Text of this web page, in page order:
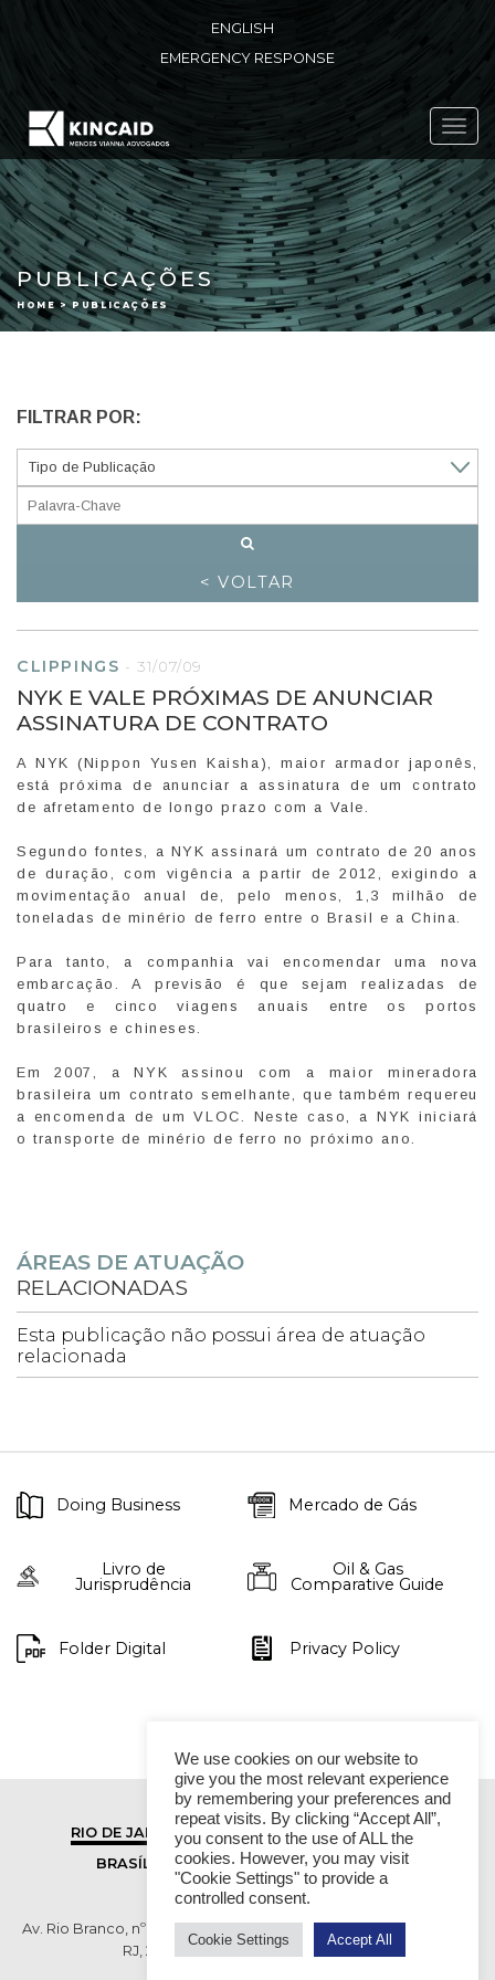
ENGLISH
EMERGENCY RESPONSE
PUBLICAÇÕES
HOME > PUBLICAÇÕES
FILTRAR POR:
< VOLTAR
CLIPPINGS -31/07/09
NYK E VALE PRÓXIMAS DE ANUNCIAR
ASSINATURA DE CONTRATO
A NYK (Nippon Yusen Kaisha), maior armador japonês,
está próxima de anunciar a assinatura de um contrato
de afretamento de longo prazo com a Vale.
Segundo fontes, a NYK assinará um contrato de 20 anos
de duração, com vigência a partir de 2012, exigindo a
movimentação anual de, pelo menos, 1,3 milhão de
toneladas de minério de ferro entre o Brasil e a China.
Para tanto, a companhia vai encomendar uma nova
embarcação. A previsão é que sejam realizadas de
quatro e cinco viagens anuais entre os portos
brasileiros e chineses.
Em 2007, a NYK assinou com a maior mineradora
brasileira um contrato semelhante, que também requereu
a encomenda de um VLOC. Neste caso, a NYK iniciará
o transporte de minério de ferro no próximo ano.
ÁREAS DE ATUAÇÃO
RELACIONADAS
Esta publicação não possui área de atuação
relacionada
Doing Business Mercado de Gás
Livro de
Jurisprudência
Oil & Gas
Comparative Guide
Folder Digital Privacy Policy
RIO DE JANEIRO
SÃO PAULO
BRASÍLIA
VITÓRIA
Av. Rio Branco, nº 01, 14º andar - Ed. RB1- Centro, Rio de Janeiro -
RJ, 20090-003 TEL (55 21) 2276 6200
We use cookies on our website to
give you the most relevant experience
by remembering your preferences and
repeat visits. By clicking “Accept All”,
you consent to the use of ALL the
cookies. However, you may visit
"Cookie Settings" to provide a
controlled consent.
Cookie Settings Accept All